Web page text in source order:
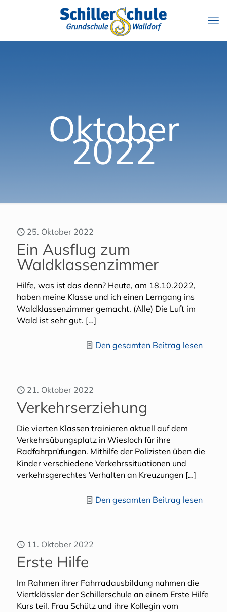
Oktober
2022
25. Oktober 2022
Ein Ausflug zum
Waldklassenzimmer
Hilfe, was ist das denn? Heute, am 18.10.2022,
haben meine Klasse und ich einen Lerngang ins
Waldklassenzimmer gemacht. (Alle) Die Luft im
Wald ist sehr gut. […]
Den gesamten Beitrag lesen
21. Oktober 2022
Verkehrserziehung
Die vierten Klassen trainieren aktuell auf dem
Verkehrsübungsplatz in Wiesloch für ihre
Radfahrprüfungen. Mithilfe der Polizisten üben die
Kinder verschiedene Verkehrssituationen und
verkehrsgerechtes Verhalten an Kreuzungen […]
Den gesamten Beitrag lesen
11. Oktober 2022
Erste Hilfe
Im Rahmen ihrer Fahrradausbildung nahmen die
Viertklässler der Schillerschule an einem Erste Hilfe
Kurs teil. Frau Schütz und ihre Kollegin vom